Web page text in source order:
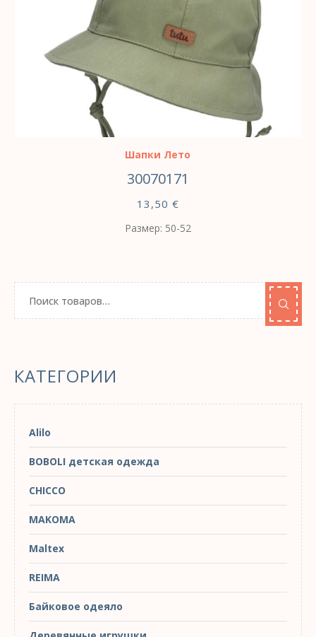
ВЫБЕРИТЕ ПАРАМЕТРЫ
Шапки Лето
30070171
13,50 €
Размер: 50-52
КАТЕГОРИИ
Alilo
BOBOLI детская одежда
CHICCO
MAKOMA
Maltex
REIMA
Байковое одеяло